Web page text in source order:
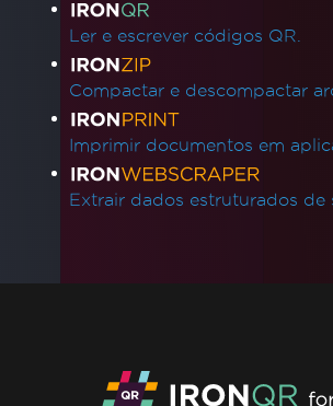
Ler e escrever códigos QR.
Compactar e descompactar
Imprimir documentos em
Extrair dados estruturados de